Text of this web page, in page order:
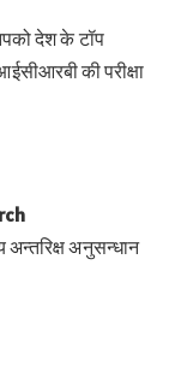
देश के टॉप
की परीक्षा
अन्तरिक्ष अनुसन्धान